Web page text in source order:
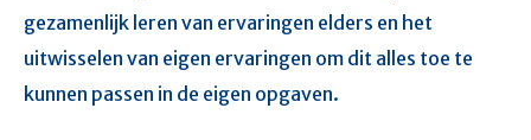
gezamenlijk leren van ervaringen elders en het
uitwisselen van eigen ervaringen om dit alles toe te
kunnen passen in de eigen opgaven.